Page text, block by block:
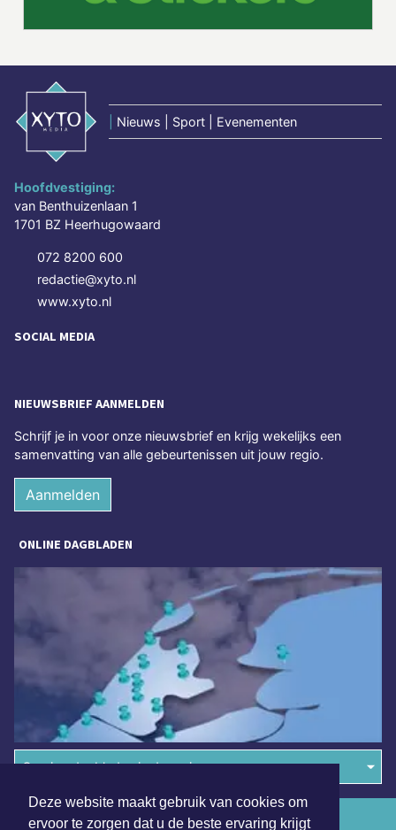
Deze website maakt gebruik van cookies om
ervoor te zorgen dat u de beste ervaring krijgt
Nieuws | Sport | Evenementen
Hoofdvestiging:
van Benthuizenlaan 1
1701 BZ Heerhugowaard
072 8200 600
redactie@xyto.nl
www.xyto.nl
SOCIAL MEDIA
NIEUWSBRIEF AANMELDEN
Schrijf je in voor onze nieuwsbrief en krijg wekelijks een
samenvatting van alle gebeurtenissen uit jouw regio.
Aanmelden
ONLINE DAGBLADEN
Overige dagbladen in de regio
Algemene voorwaarden